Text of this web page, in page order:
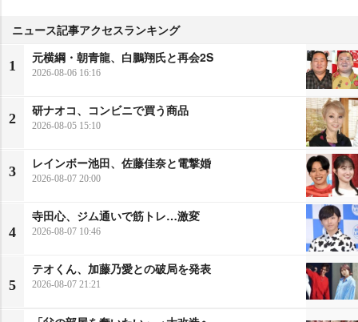
ニュース記事アクセスランキング
1
元横綱・朝青龍、白鵬翔氏と再会2S
2026-08-06 16:16
2
研ナオコ、コンビニで買う商品
2026-08-05 15:10
3
レインボー池田、佐藤佳奈と電撃婚
2026-08-07 20:00
4
寺田心、ジム通いで筋トレ…激変
2026-08-07 10:46
5
テオくん、加藤乃愛との破局を発表
2026-08-07 21:21